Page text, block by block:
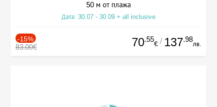
50 м от плажа
Дата: 30.07 - 30.09 + all inclusive
-15%
83.00€ 70.55
€ / 137.98
лв.